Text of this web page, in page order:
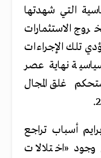
التي شهدتها
الاستثمارات
تلك الإجراءات
نهاية عصر
غلق المجال
أسباب تراجع
وجود «اختلالات